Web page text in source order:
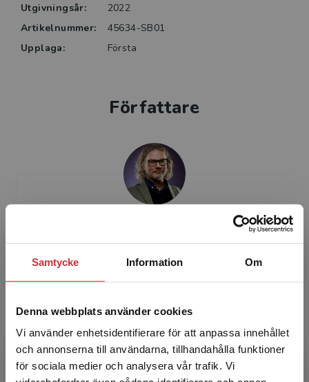
Samtycke Information Om
Denna webbplats använder cookies
Vi använder enhetsidentifierare för att anpassa innehållet
och annonserna till användarna, tillhandahålla funktioner
för sociala medier och analysera vår trafik. Vi
Utgivningsår:
2022
Artikelnummer:
45634-SB01
Upplaga:
Första
Författare
Christian Lundahl (f. 1972) är professor i
pedagogik vid Örebro universitet, där han
intelligensmätningar i e...